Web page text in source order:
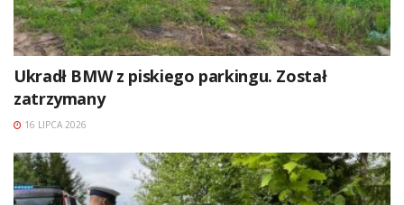
Ukradł BMW z piskiego parkingu. Został
zatrzymany
16 LIPCA 2026